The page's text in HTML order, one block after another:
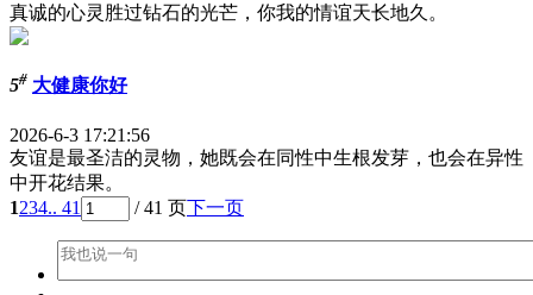
真诚的心灵胜过钻石的光芒，你我的情谊天长地久。
5# 大健康你好
2026-6-3 17:21:56
友谊是最圣洁的灵物，她既会在同性中生根发芽，也会在异性
中开花结果。
1234.. 41 / 41 页下一页